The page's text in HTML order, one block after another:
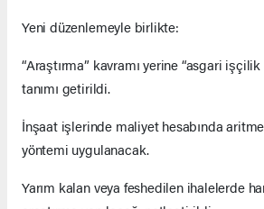
Yeni düzenlemeyle birlikte:
“Araştırma” kavramı yerine “asgari
tanımı getirildi.
İnşaat işlerinde maliyet hesabında
yöntemi uygulanacak.
Yarım kalan veya feshedilen ihalelerde